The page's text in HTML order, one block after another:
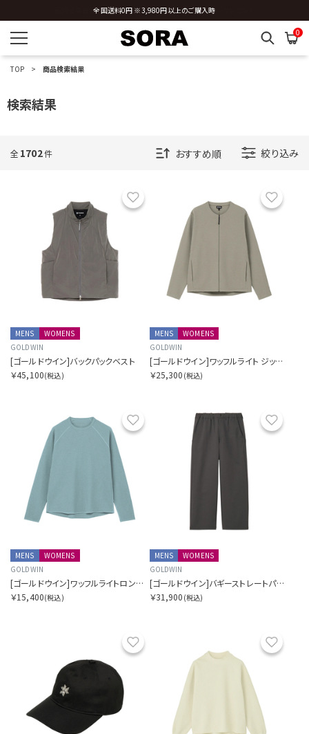
全国送料0円 ※3,980円以上のご購入時
0
TOP 商品検索結果
検索結果
全 1702件 絞り込み
お気に入り
MENS
WOMENS
GOLDWIN
[ゴールドウイン]バックパックベスト
￥45,100(税込)
MENS
WOMENS
GOLDWIN
[ゴールドウイン]ワッフルライト ジップ カーディガン
￥25,300 (税込)
お気に入り
MENS
WOMENS
GOLDWIN
[ゴールドウイン]ワッフルライトロングスリーブティーシャツ
￥15,400(税込)
MENS
WOMENS
GOLDWIN
[ゴールドウイン]バギーストレートパンツ
￥31,900 (税込)
お気に入り